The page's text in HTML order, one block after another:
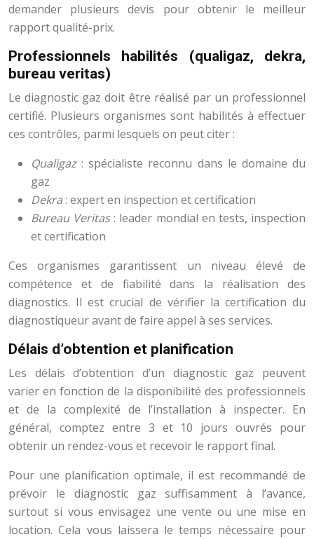
demander plusieurs devis pour obtenir le meilleur
rapport qualité-prix.
Professionnels habilités (qualigaz, dekra,
bureau veritas)
Le diagnostic gaz doit être réalisé par un professionnel
certifié. Plusieurs organismes sont habilités à effectuer
ces contrôles, parmi lesquels on peut citer :
Qualigaz: spécialiste reconnu dans le domaine du
gaz
Dekra: expert en inspection et certification
Bureau Veritas: leader mondial en tests, inspection
et certification
Ces organismes garantissent un niveau élevé de
compétence et de fiabilité dans la réalisation des
diagnostics. Il est crucial de vérifier la certification du
diagnostiqueur avant de faire appel à ses services.
Délais d’obtention et planification
Les délais d’obtention d’un diagnostic gaz peuvent
varier en fonction de la disponibilité des professionnels
et de la complexité de l’installation à inspecter. En
général, comptez entre 3 et 10 jours ouvrés pour
obtenir un rendez-vous et recevoir le rapport final.
Pour une planification optimale, il est recommandé de
prévoir le diagnostic gaz suffisamment à l’avance,
surtout si vous envisagez une vente ou une mise en
location. Cela vous laissera le temps nécessaire pour